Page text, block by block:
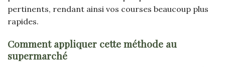
pertinents, rendant ainsi vos courses beaucoup plus
rapides.
Comment appliquer cette méthode au
supermarché